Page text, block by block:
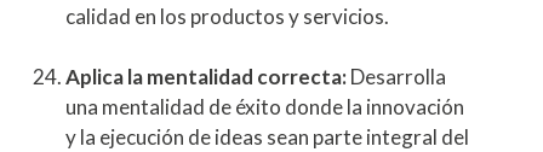
calidad en los productos y servicios.
Aplica la mentalidad correcta:Desarrolla
una mentalidad de éxito donde la innovación
y la ejecución de ideas sean parte integral del